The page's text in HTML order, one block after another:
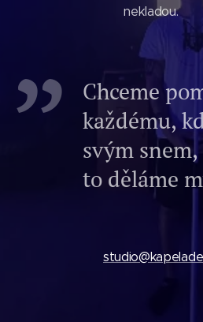
nekladou.
Chceme
každému,
svým
to děláme